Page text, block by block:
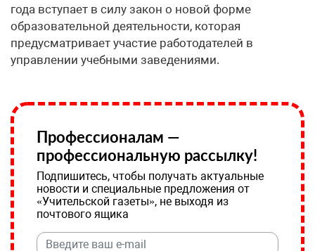
года вступает в силу закон о новой форме
образовательной деятельности, которая
предусматривает участие работодателей в
управлении учебными заведениями.
Профессионалам —
профессиональную рассылку!
Подпишитесь, чтобы получать актуальные
новости и специальные предложения от
«Учительской газеты», не выходя из
почтового ящика